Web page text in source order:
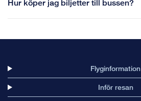
Hur köper jag biljetter till bussen?
Flyginformation
Inför resan